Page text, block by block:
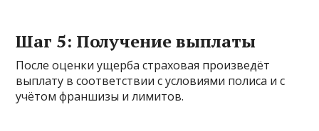
Шаг 5: Получение выплаты
После оценки ущерба страховая произведёт
выплату в соответствии с условиями полиса и с
учётом франшизы и лимитов.